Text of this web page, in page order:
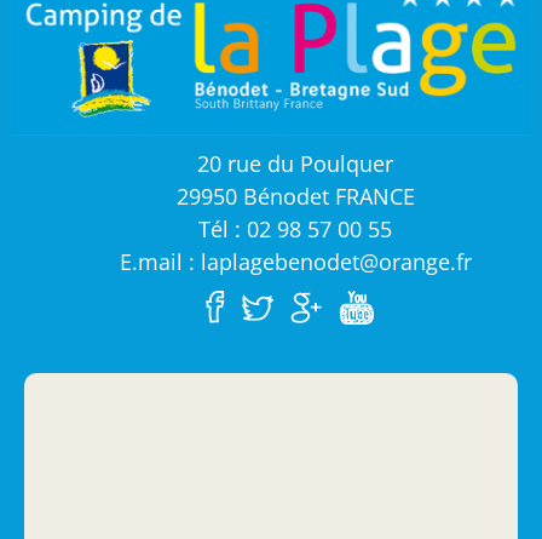
20 rue du Poulquer
29950 Bénodet FRANCE
Tél : 02 98 57 00 55
E.mail : laplagebenodet@orange.fr